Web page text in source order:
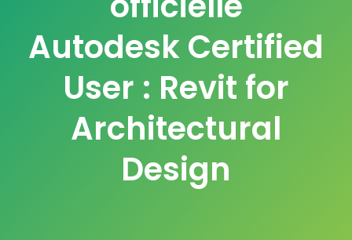
Autodesk Certified
User : Revit for
Architectural
Design